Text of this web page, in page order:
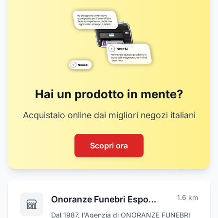
12
Hai un prodotto in mente?
Acquistalo online dai migliori negozi italiani
Scopri ora
Onoranze Funebri Esposito 1.6 km
Dal 1987, l'Agenzia di ONORANZE FUNEBRI